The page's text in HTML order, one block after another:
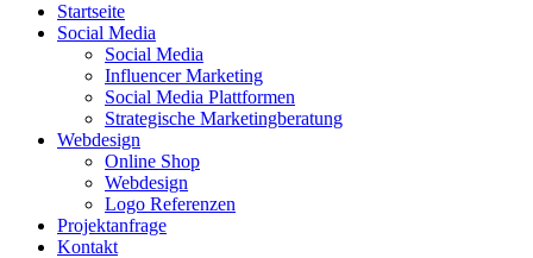
Startseite
Social Media
Social Media
Influencer Marketing
Social Media Plattformen
Strategische Marketingberatung
Webdesign
Online Shop
Webdesign
Logo Referenzen
Projektanfrage
Kontakt